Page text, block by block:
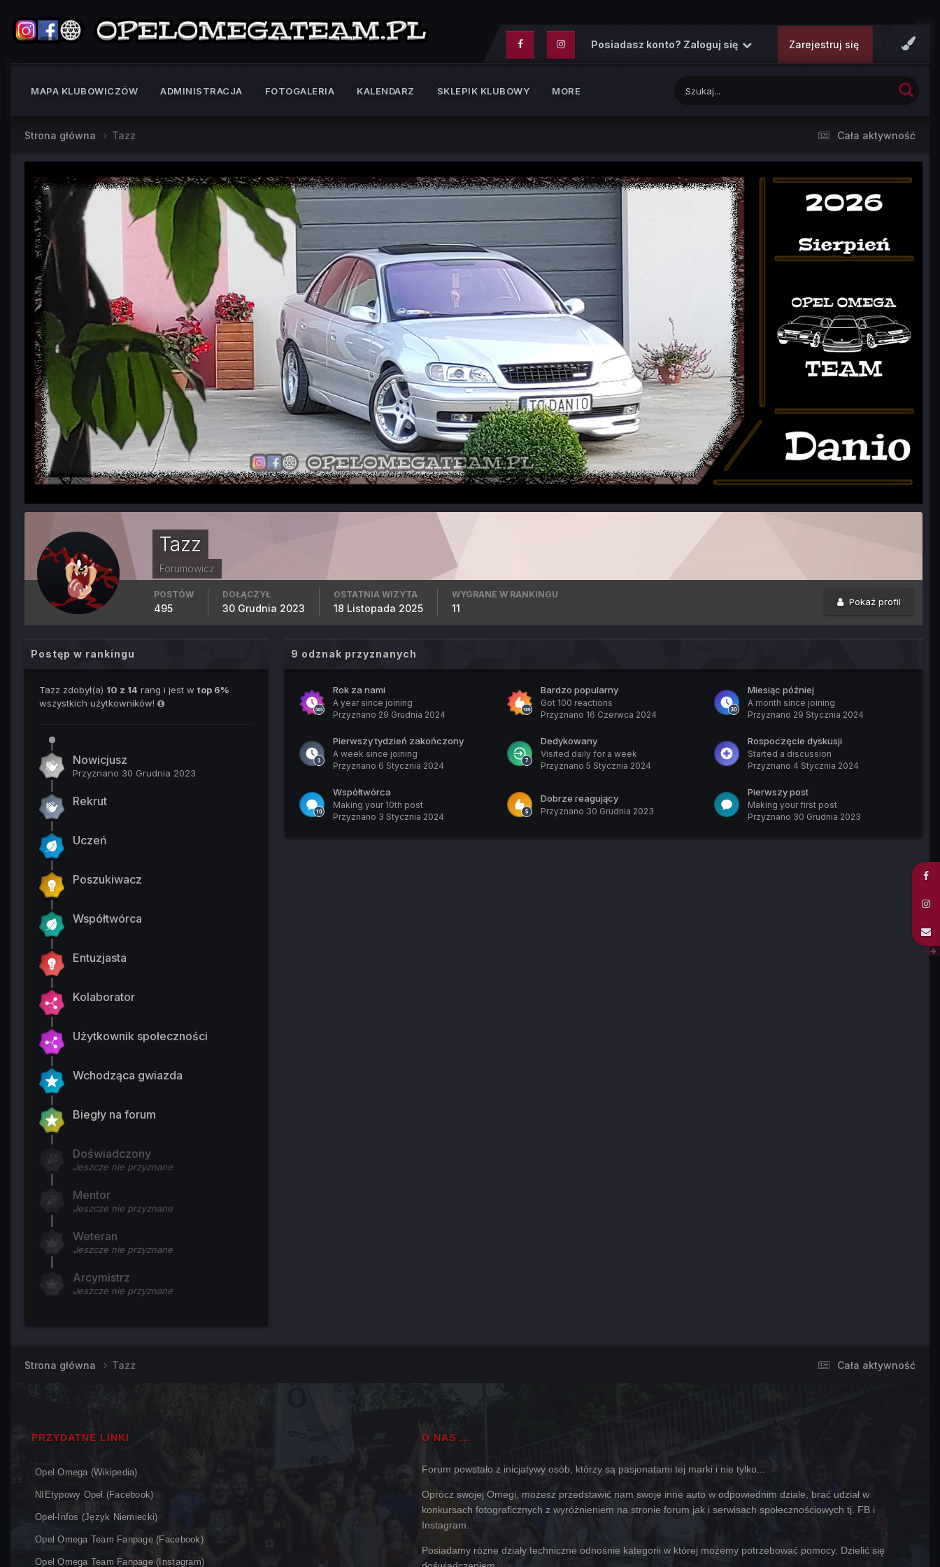
Posiadasz konto? Zaloguj się Zarejestruj się
MAPA KLUBOWICZÓW ADMINISTRACJA FOTOGALERIA KALENDARZ SKLEPIK KLUBOWY MORE
Cała aktywność
Strona główna Tazz
Tazz
Forumowicz
Pokaż profil
POSTÓW
495
DOŁĄCZYŁ
30 Grudnia 2023
OSTATNIA WIZYTA
18 Listopada 2025
WYGRANE W RANKINGU
11
Postęp w rankingu
Tazz zdobył(a) 10 z 14 rang i jest w top 6%
wszystkich użytkowników!
Nowicjusz
Przyznano 30 Grudnia 2023
Rekrut
Uczeń
Poszukiwacz
Współtwórca
Entuzjasta
Kolaborator
Użytkownik społeczności
Wchodząca gwiazda
Biegły na forum
Doświadczony
Jeszcze nie przyznane
Mentor
Jeszcze nie przyznane
Weteran
Jeszcze nie przyznane
Arcymistrz
Jeszcze nie przyznane
9 odznak przyznanych
Rok za nami
A year since joining
Przyznano 29 Grudnia 2024
Bardzo popularny
Got 100 reactions
Przyznano 16 Czerwca 2024
Miesiąc później
A month since joining
Przyznano 29 Stycznia 2024
Pierwszy tydzień zakończony
A week since joining
Przyznano 6 Stycznia 2024
Dedykowany
Visited daily for a week
Przyznano 5 Stycznia 2024
Rospoczęcie dyskusji
Started a discussion
Przyznano 4 Stycznia 2024
Współtwórca
Making your 10th post
Przyznano 3 Stycznia 2024
Dobrze reagujący
Przyznano 30 Grudnia 2023
Pierwszy post
Making your first post
Przyznano 30 Grudnia 2023
Cała aktywność
Strona główna Tazz
PRZYDATNE LINKI
Opel Omega (Wikipedia)
NIEtypowy Opel (Facebook)
Opel-Infos (język Niemiecki)
Opel Omega Team Fanpage (Facebook)
Opel Omega Team Fanpage (Instagram)
O NAS ...
Forum powstało z inicjatywy osób, którzy są pasjonatami tej marki i nie tylko...
Oprócz swojej Omegi, możesz przedstawić nam swoje inne auto w odpowiednim dziale, brać udział w
konkursach fotograficznych z wyróżnieniem na stronie forum jak i serwisach społecznościowych tj. FB i
Instagram.
Posiadamy różne działy techniczne odnośnie kategorii w której możemy potrzebować pomocy. Dzielić się